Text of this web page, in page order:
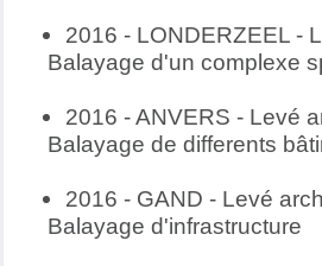
2016 - LONDERZEEL -
Balayage d'un complexe
2016 - ANVERS - Levé
Balayage de differents
2016 - GAND - Levé
Balayage d'infrastructure